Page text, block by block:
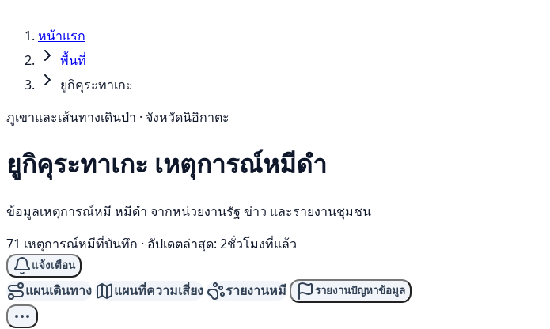
หน้าแรก
พื้นที่
ยูกิคุระทาเกะ
ภูเขาและเส้นทางเดินป่า · จังหวัดนิอิกาตะ
ยูกิคุระทาเกะ เหตุการณ์หมีดำ
ข้อมูลเหตุการณ์หมี หมีดำ จากหน่วยงานรัฐ ข่าว และรายงานชุมชน
71 เหตุการณ์หมีที่บันทึก · อัปเดตล่าสุด: 2ชั่วโมงที่แล้ว
แจ้งเตือน
แผนเดินทาง แผนที่ความเสี่ยง รายงานหมี รายงานปัญหาข้อมูล